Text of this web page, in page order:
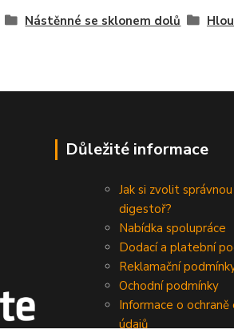
Nástěnné se sklonem dolů
Důležité informace
Jak si zvolit správnou
digestoř?
Nabídka spolupráce
Dodací a platební
Reklamační
Ochodní podmínky
Informace o ochraně
údajů